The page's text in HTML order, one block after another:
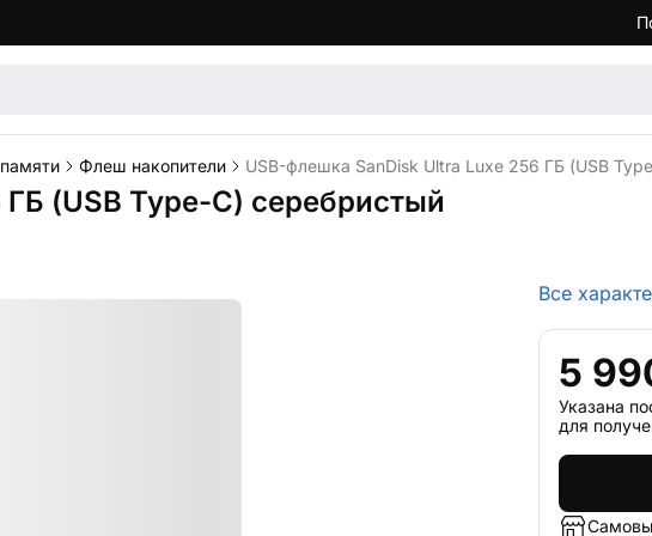
Флеш накопители USB-флешка SanDisk Ultra Luxe 256 ГБ (USB
(USB Type-C) серебристый
Все
5
Указана
для